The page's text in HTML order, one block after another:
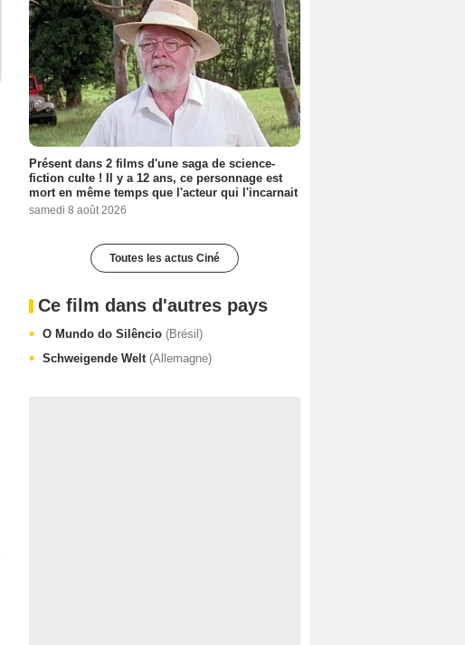
Présent dans 2 films d'une saga de science-
fiction culte ! Il y a 12 ans, ce personnage est
mort en même temps que l'acteur qui l'incarnait
samedi 8 août 2026
Toutes les actus Ciné
Ce film dans d'autres pays
O Mundo do Silêncio (Brésil)
Schweigende Welt (Allemagne)